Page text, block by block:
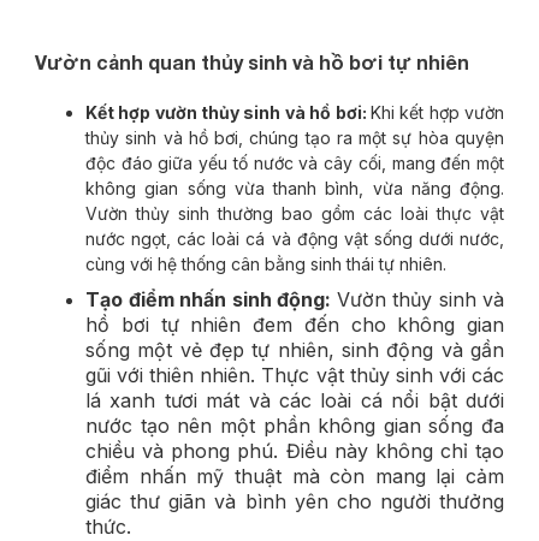
Vườn cảnh quan thủy sinh và hồ bơi tự nhiên
Kết hợp vườn thủy sinh và hồ bơi: Khi kết hợp vườn
thủy sinh và hồ bơi, chúng tạo ra một sự hòa quyện
độc đáo giữa yếu tố nước và cây cối, mang đến một
không gian sống vừa thanh bình, vừa năng động.
Vườn thủy sinh thường bao gồm các loài thực vật
nước ngọt, các loài cá và động vật sống dưới nước,
cùng với hệ thống cân bằng sinh thái tự nhiên.
Tạo điểm nhấn sinh động: Vườn thủy sinh và
hồ bơi tự nhiên đem đến cho không gian
sống một vẻ đẹp tự nhiên, sinh động và gần
gũi với thiên nhiên. Thực vật thủy sinh với các
lá xanh tươi mát và các loài cá nổi bật dưới
nước tạo nên một phần không gian sống đa
chiều và phong phú. Điều này không chỉ tạo
điểm nhấn mỹ thuật mà còn mang lại cảm
giác thư giãn và bình yên cho người thưởng
thức.